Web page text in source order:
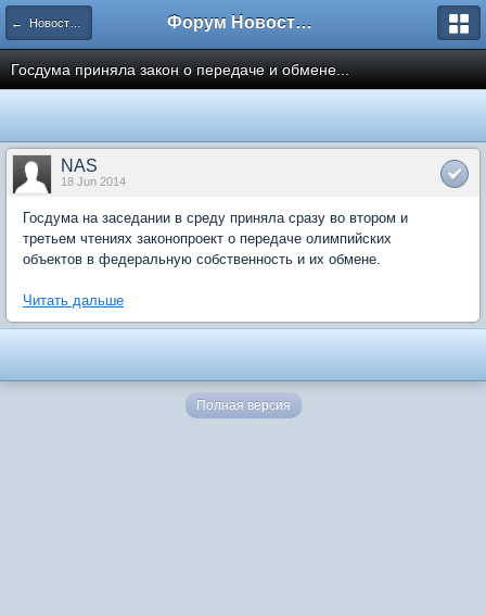
← Новости рынка недвижимости Форум Новостройки
Госдума приняла закон о передаче и обмене...
NAS
18 Jun 2014
Госдума на заседании в среду приняла сразу во втором и
третьем чтениях законопроект о передаче олимпийских
объектов в федеральную собственность и их обмене.
Читать дальше
Полная версия